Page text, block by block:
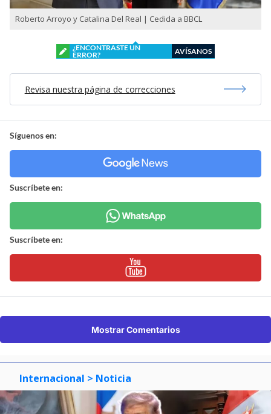
Roberto Arroyo y Catalina Del Real | Cedida a BBCL
¿ENCONTRASTE UN
ERROR?
AVÍSANOS
Revisa nuestra página de correcciones
Síguenos en:
Suscríbete en:
Suscríbete en:
Mostrar Comentarios
Internacional > Noticia